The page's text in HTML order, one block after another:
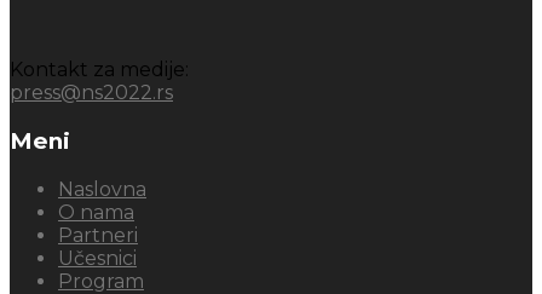
Kontakt za medije:
press@ns2022.rs
Meni
Naslovna
O nama
Partneri
Učesnici
Program